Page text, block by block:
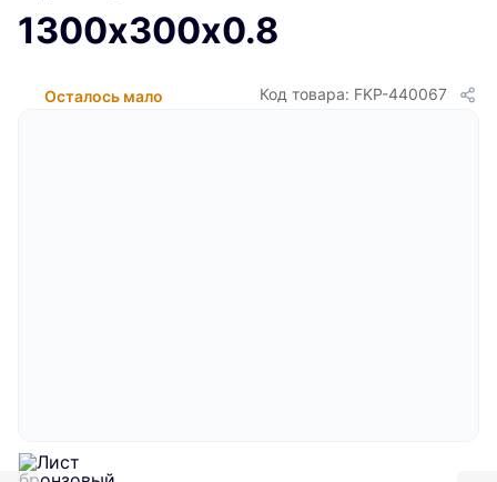
1300х300х0.8
Осталось мало Код товара: FKP-440067